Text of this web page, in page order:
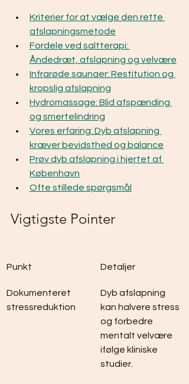
Kriterier for at vælge den rette
afslapningsmetode
Fordele ved saltterapi:
Åndedræt, afslapning og velvære
Infrarøde saunaer: Restitution og
kropslig afslapning
Hydromassage: Blid afspænding
og smertelindring
Vores erfaring: Dyb afslapning
kræver bevidsthed og balance
Prøv dyb afslapning i hjertet af
København
Ofte stillede spørgsmål
Vigtigste Pointer
Punkt Detaljer
Dokumenteret
stressreduktion
Dyb afslapning
kan halvere stress
og forbedre
mentalt velvære
ifølge kliniske
studier.